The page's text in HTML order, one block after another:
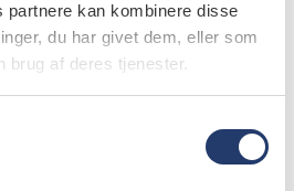
partnere kan kombinere disse
du har givet dem, eller som
brug af deres tjenester.
er bedst til